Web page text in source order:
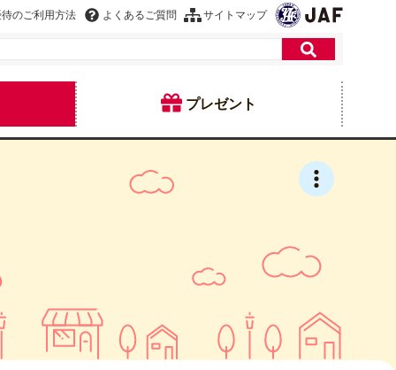
のご利用方法 よくあるご質問 サイトマップ
プレゼント